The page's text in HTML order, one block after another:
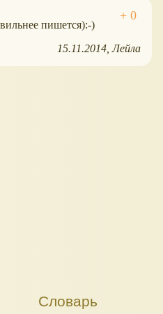
пишется):-)
15.11.2014 Лейла
Словарь